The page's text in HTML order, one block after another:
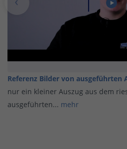
Referenz Bilder von ausgeführten
nur ein kleiner Auszug aus dem
ausgeführten... mehr